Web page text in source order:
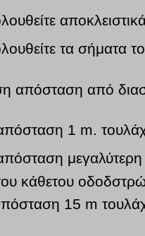
τα σήματα
απόσταση από
1 m.
κάθετου
15 m